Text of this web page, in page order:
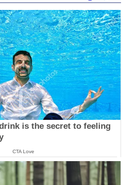
is the secret to feeling
CTA Love